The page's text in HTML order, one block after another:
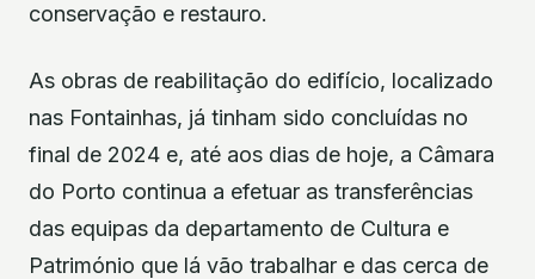
conservação e restauro.
As obras de reabilitação do edifício, localizado
nas Fontainhas, já tinham sido concluídas no
final de 2024 e, até aos dias de hoje, a Câmara
do Porto continua a efetuar as transferências
das equipas da departamento de Cultura e
Património que lá vão trabalhar e das cerca de